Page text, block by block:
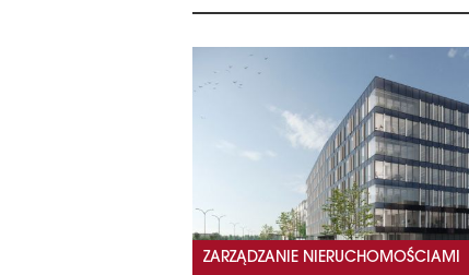
ZARZĄDZANIE NIERUCHOMOŚCIAMI
16TH CENTRAL &
AWARDS 2026
22.
MAGAZYNÓW I
REGIONIE CEE